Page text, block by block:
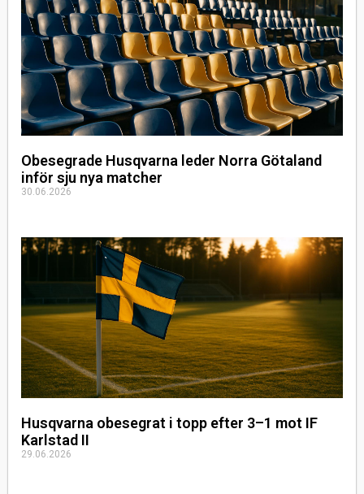
Obesegrade Husqvarna leder Norra Götaland
inför sju nya matcher
30.06.2026
Husqvarna obesegrat i topp efter 3–1 mot IF
Karlstad II
29.06.2026